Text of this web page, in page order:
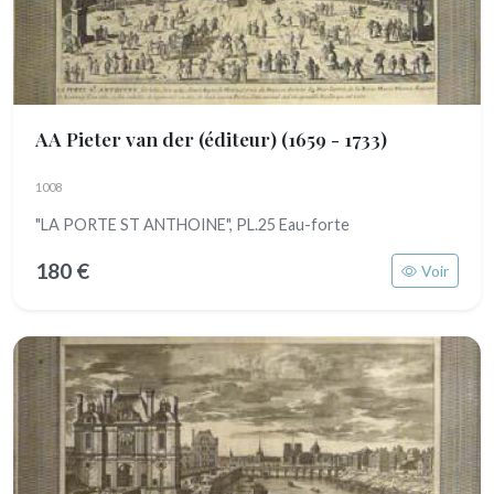
AA Pieter van der (éditeur) (1659 - 1733)
1008
"LA PORTE ST ANTHOINE", PL.25 Eau-forte
180 € Voir